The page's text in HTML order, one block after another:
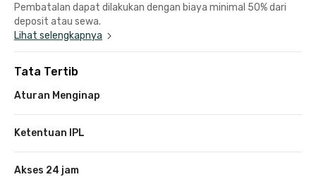
Pembatalan dapat dilakukan dengan biaya minimal 50% dari
deposit atau sewa.
Lihat selengkapnya
Tata Tertib
Aturan Menginap
Ketentuan IPL
Akses 24 jam